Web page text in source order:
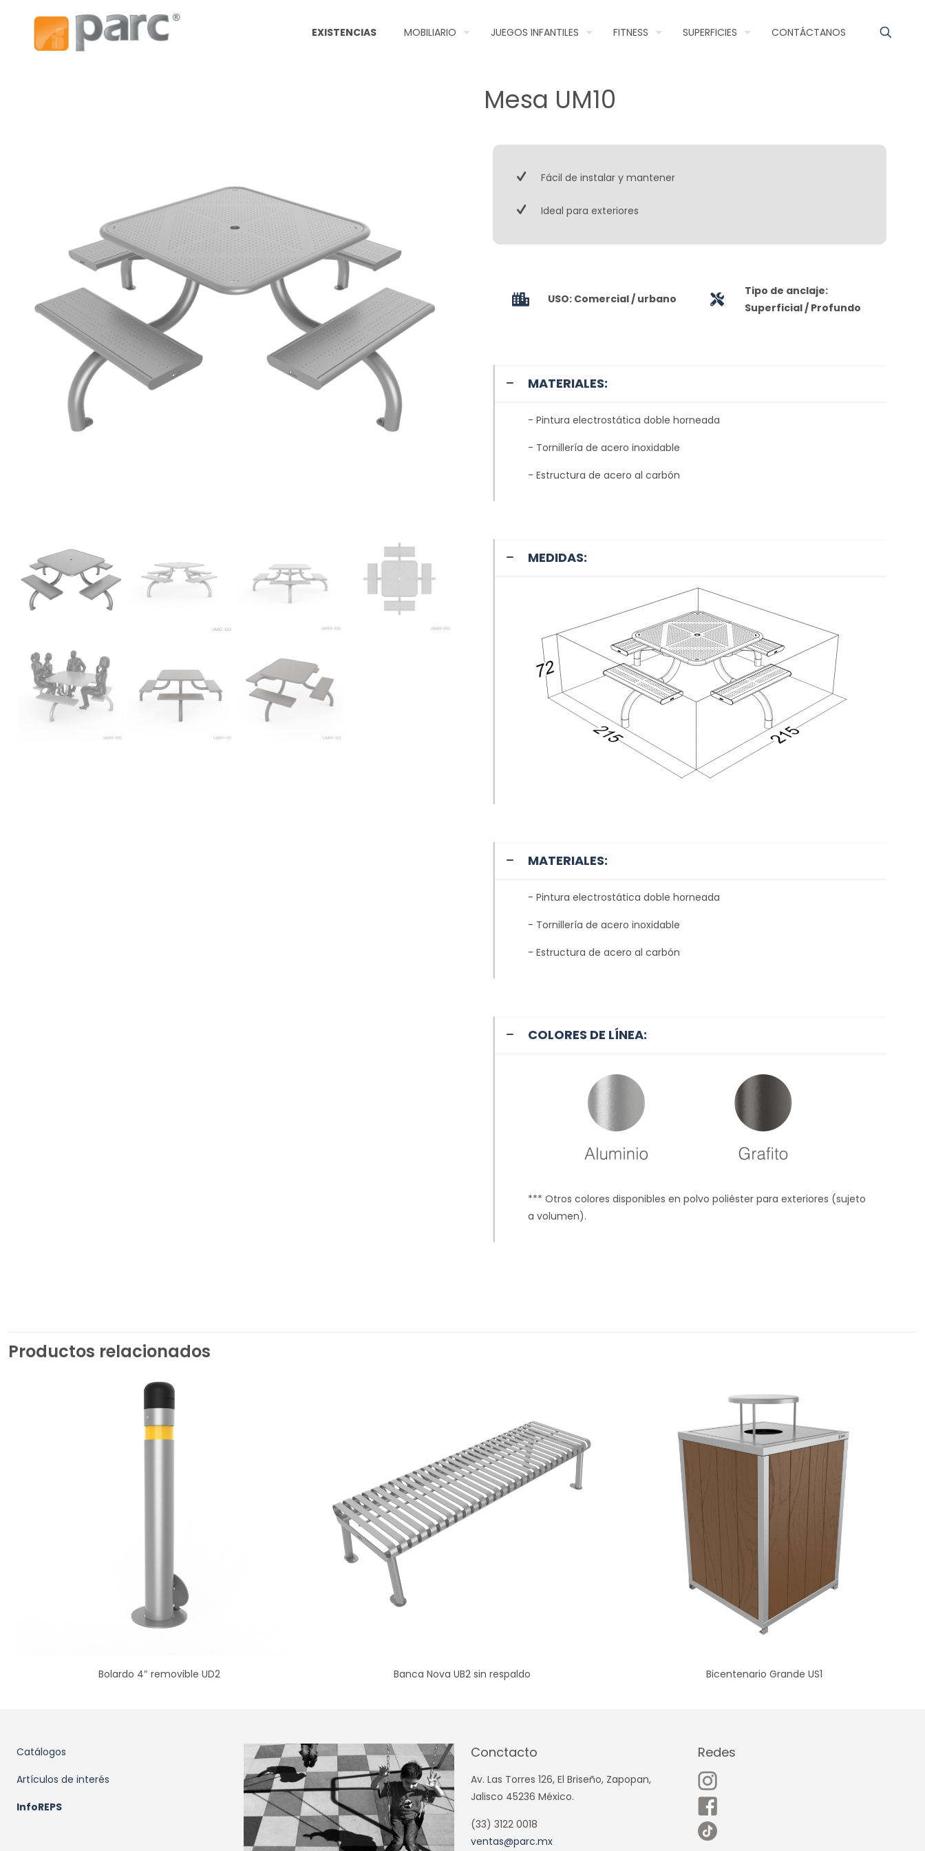
EXISTENCIAS MOBILIARIO JUEGOS INFANTILES FITNESS SUPERFICIES CONTÁCTANOS
Mesa UM10
Fácil de instalar y mantener
Ideal para exteriores
USO: Comercial / urbano
Tipo de anclaje:
Superficial / Profundo
MATERIALES:
- Pintura electrostática doble horneada
- Tornillería de acero inoxidable
- Estructura de acero al carbón
MEDIDAS:
MATERIALES:
- Pintura electrostática doble horneada
- Tornillería de acero inoxidable
- Estructura de acero al carbón
COLORES DE LÍNEA:
*** Otros colores disponibles en polvo poliéster para exteriores (sujeto
a volumen).
Productos relacionados
Bolardo 4″ removible UD2 Banca Nova UB2 sin respaldo Bicentenario Grande US1
Catálogos
Artículos de interés
InfoREPS
Conctacto
Av. Las Torres 126, El Briseño, Zapopan,
Jalisco 45236 México.
(33) 3122 0018
ventas@parc.mx
Redes